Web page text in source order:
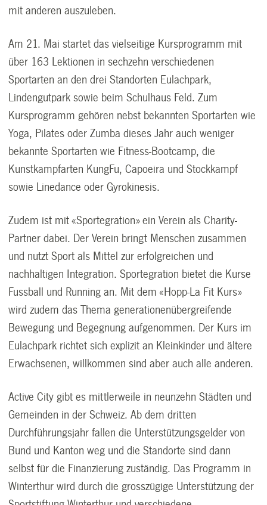
mit anderen auszuleben.
Am 21. Mai startet das vielseitige Kursprogramm mit
über 163 Lektionen in sechzehn verschiedenen
Sportarten an den drei Standorten Eulachpark,
Lindengutpark sowie beim Schulhaus Feld. Zum
Kursprogramm gehören nebst bekannten Sportarten wie
Yoga, Pilates oder Zumba dieses Jahr auch weniger
bekannte Sportarten wie Fitness-Bootcamp, die
Kunstkampfarten KungFu, Capoeira und Stockkampf
sowie Linedance oder Gyrokinesis.
Zudem ist mit «Sportegration» ein Verein als Charity-
Partner dabei. Der Verein bringt Menschen zusammen
und nutzt Sport als Mittel zur erfolgreichen und
nachhaltigen Integration. Sportegration bietet die Kurse
Fussball und Running an. Mit dem «Hopp-La Fit Kurs»
wird zudem das Thema generationenübergreifende
Bewegung und Begegnung aufgenommen. Der Kurs im
Eulachpark richtet sich explizit an Kleinkinder und ältere
Erwachsenen, willkommen sind aber auch alle anderen.
Active City gibt es mittlerweile in neunzehn Städten und
Gemeinden in der Schweiz. Ab dem dritten
Durchführungsjahr fallen die Unterstützungsgelder von
Bund und Kanton weg und die Standorte sind dann
selbst für die Finanzierung zuständig. Das Programm in
Winterthur wird durch die grosszügige Unterstützung der